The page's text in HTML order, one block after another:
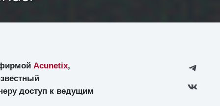
Acunetix,
доступ к ведущим